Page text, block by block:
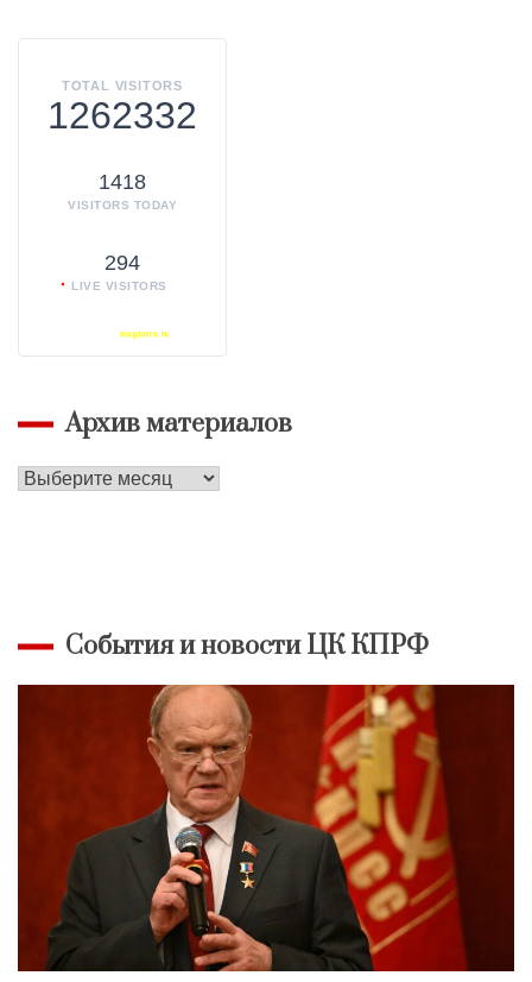
TOTAL VISITORS
1262332
1418
VISITORS TODAY
294
LIVE VISITORS
Архив материалов
Архив
События и новости ЦК КПРФ